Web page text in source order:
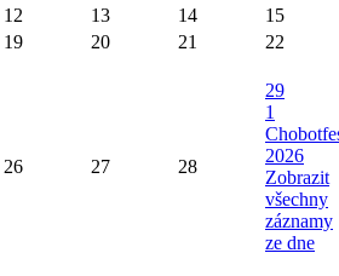
12 13 14
15
19 20 21 22
26 27 28
29
1
2026
Zobrazit
všechny
záznamy
ze dne